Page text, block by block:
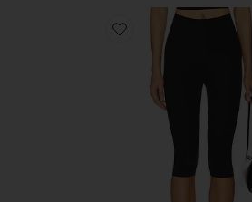
Favorite ЛЕГГИНСЫ КАПРИ